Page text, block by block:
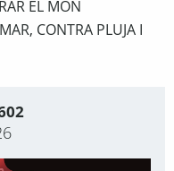
EL MÓN
CONTRA PLUJA I